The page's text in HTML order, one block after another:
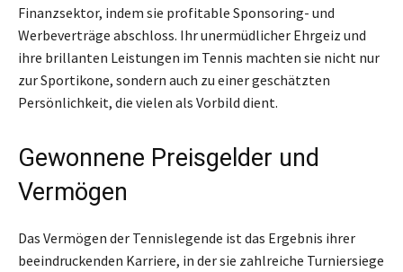
Finanzsektor, indem sie profitable Sponsoring- und
Werbeverträge abschloss. Ihr unermüdlicher Ehrgeiz und
ihre brillanten Leistungen im Tennis machten sie nicht nur
zur Sportikone, sondern auch zu einer geschätzten
Persönlichkeit, die vielen als Vorbild dient.
Gewonnene Preisgelder und
Vermögen
Das Vermögen der Tennislegende ist das Ergebnis ihrer
beeindruckenden Karriere, in der sie zahlreiche Turniersiege